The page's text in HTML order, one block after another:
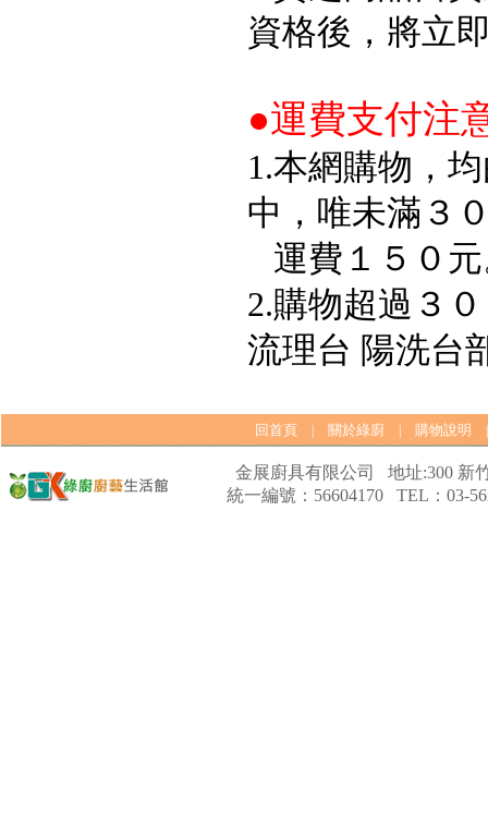
資格後，將立
●運費支付注
1.本網購物，
中，唯未滿３
運費１５０
2.購物超過３
流理台 陽洗台
回首頁 關於綠廚 購物說明
金展廚具有限公司 地址:300 新
統一編號：56604170 TEL：03-